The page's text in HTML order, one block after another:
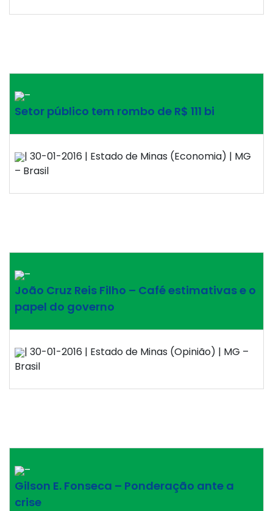
–
Setor público tem rombo de R$ 111 bi
| 30-01-2016 | Estado de Minas (Economia) | MG
– Brasil
–
João Cruz Reis Filho – Café estimativas e o
papel do governo
| 30-01-2016 | Estado de Minas (Opinião) | MG –
Brasil
–
Gilson E. Fonseca – Ponderação ante a
crise